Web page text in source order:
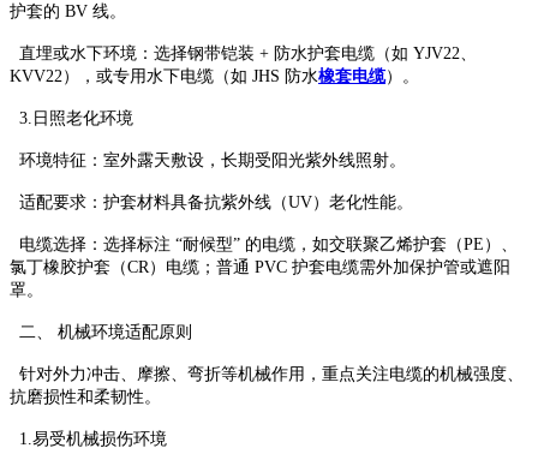
护套的 BV 线。
直埋或水下环境：选择钢带铠装 + 防水护套电缆（如 YJV22、
KVV22），或专用水下电缆（如 JHS 防水橡套电缆）。
3.日照老化环境
环境特征：室外露天敷设，长期受阳光紫外线照射。
适配要求：护套材料具备抗紫外线（UV）老化性能。
电缆选择：选择标注 “耐候型” 的电缆，如交联聚乙烯护套（PE）、
氯丁橡胶护套（CR）电缆；普通 PVC 护套电缆需外加保护管或遮阳
罩。
二、 机械环境适配原则
针对外力冲击、摩擦、弯折等机械作用，重点关注电缆的机械强度、
抗磨损性和柔韧性。
1.易受机械损伤环境